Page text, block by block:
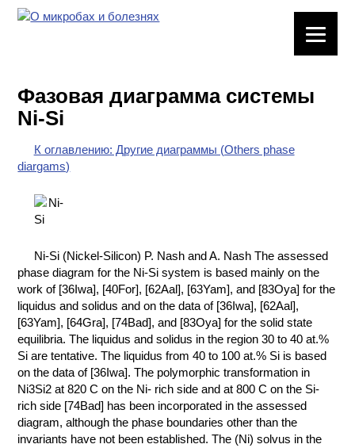
ХИМИЧЕСКАЯ
ПОСУДА
ВРЕДНЫЕ
ФАКТОРЫ
ХИМИЯ НА
ПРОИЗВОДСТВЕ
И ХИМИЧЕСКАЯ
ТЕХНОЛОГИЯ
КОНТАКТЫ
Фазовая диаграмма системы
Ni-Si
К оглавлению: Другие диаграммы (Others phase
diargams)
Ni-Si (Nickel-Silicon) P. Nash and A. Nash The assessed
phase diagram for the Ni-Si system is based mainly on the
work of [36Iwa], [40For], [62Aal], [63Yam], and [83Oya] for the
liquidus and solidus and on the data of [36Iwa], [62Aal],
[63Yam], [64Gra], [74Bad], and [83Oya] for the solid state
equilibria. The liquidus and solidus in the region 30 to 40 at.%
Si are tentative. The liquidus from 40 to 100 at.% Si is based
on the data of [36Iwa]. The polymorphic transformation in
Ni3Si2 at 820 C on the Ni- rich side and at 800 C on the Si-
rich side [74Bad] has been incorporated in the assessed
diagram, although the phase boundaries other than the
invariants have not been established. The (Ni) solvus in the